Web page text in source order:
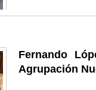
Fernando
Agrupación